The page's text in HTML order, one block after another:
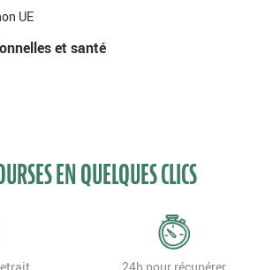
UE
et santé
EN QUELQUES CLICS